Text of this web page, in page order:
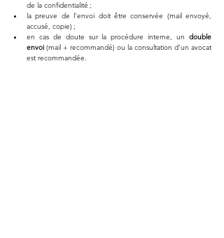
de la confidentialité ;
la preuve de l’envoi doit être conservée (mail envoyé,
accusé, copie) ;
en cas de doute sur la procédure interne, un double
envoi (mail + recommandé) ou la consultation d’un avocat
est recommandée.